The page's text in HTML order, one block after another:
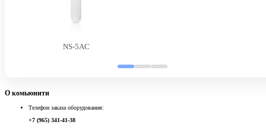
NS-5AC
О комьюнити
Телефон заказа оборудования:
+7 (965) 341-41-38